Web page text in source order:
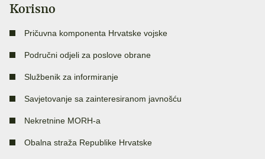
Korisno
Pričuvna komponenta Hrvatske vojske
Područni odjeli za poslove obrane
Službenik za informiranje
Savjetovanje sa zainteresiranom javnošću
Nekretnine MORH-a
Obalna straža Republike Hrvatske